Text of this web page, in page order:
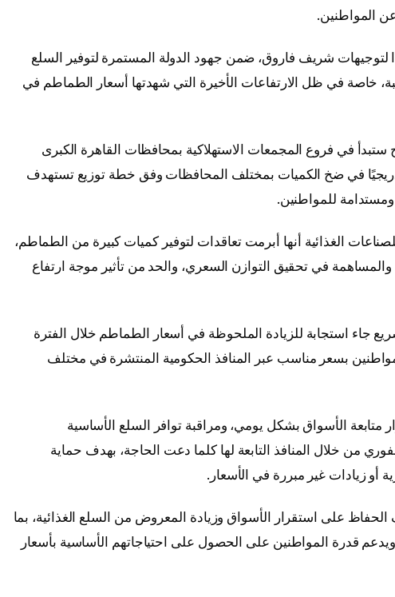
المواطنين.
لتوجيهات شريف فاروق، ضمن جهود الدولة المستمرة لتوفير السلع
خاصة في ظل الارتفاعات الأخيرة التي شهدتها أسعار الطماطم في
في فروع المجمعات الاستهلاكية بمحافظات القاهرة الكبرى
في ضخ الكميات بمختلف المحافظات وفق خطة توزيع تستهدف
للمواطنين.
الغذائية أنها أبرمت تعاقدات لتوفير كميات كبيرة من الطماطم،
في تحقيق التوازن السعري، والحد من تأثير موجة ارتفاع
جاء استجابة للزيادة الملحوظة في أسعار الطماطم خلال الفترة
بسعر مناسب عبر المنافذ الحكومية المنتشرة في مختلف
الأسواق بشكل يومي، ومراقبة توافر السلع الأساسية
من خلال المنافذ التابعة لها كلما دعت الحاجة، بهدف حماية
أو زيادات غير مبررة في الأسعار.
على استقرار الأسواق وزيادة المعروض من السلع الغذائية، بما
قدرة المواطنين على الحصول على احتياجاتهم الأساسية بأسعار